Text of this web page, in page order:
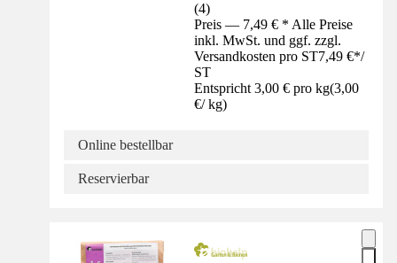
(4)
Preis — 7,49 € * Alle Preise
inkl. MwSt. und ggf. zzgl.
Versandkosten pro ST7,49 €*/
ST
Entspricht 3,00 € pro kg(3,00
€/ kg)
Online bestellbar
Reservierbar